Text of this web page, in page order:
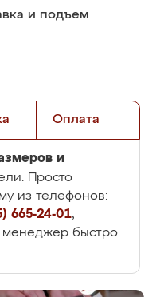
и подъем
Оплата
и
Просто
из телефонов:
665-24-01,
менеджер быстро